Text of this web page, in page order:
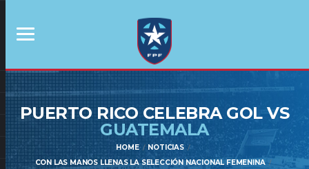
PUERTO RICO CELEBRA GOL VS
GUATEMALA
HOME
NOTICIAS
CON LAS MANOS LLENAS LA SELECCIÓN NACIONAL FEMENINA